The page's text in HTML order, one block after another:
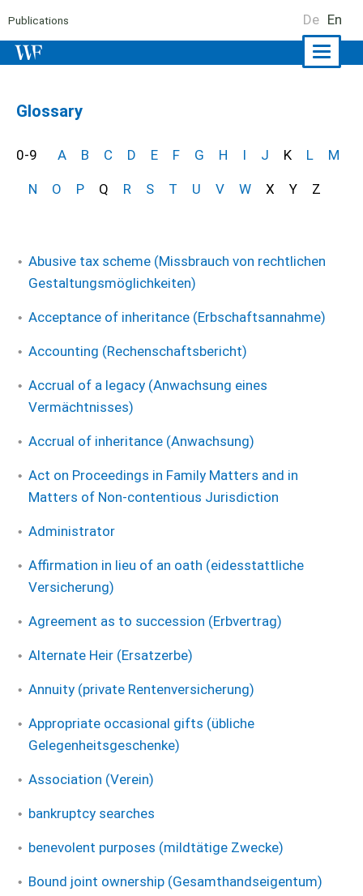
Publications De En
Glossary
0-9 A B C D E F G H I J K L M
N O P Q R S T U V W X Y Z
Abusive tax scheme (Missbrauch von rechtlichen
Gestaltungsmöglichkeiten)
Acceptance of inheritance (Erbschaftsannahme)
Accounting (Rechenschaftsbericht)
Accrual of a legacy (Anwachsung eines
Vermächtnisses)
Accrual of inheritance (Anwachsung)
Act on Proceedings in Family Matters and in
Matters of Non-contentious Jurisdiction
Administrator
Affirmation in lieu of an oath (eidesstattliche
Versicherung)
Agreement as to succession (Erbvertrag)
Alternate Heir (Ersatzerbe)
Annuity (private Rentenversicherung)
Appropriate occasional gifts (übliche
Gelegenheitsgeschenke)
Association (Verein)
bankruptcy searches
benevolent purposes (mildtätige Zwecke)
Bound joint ownership (Gesamthandseigentum)